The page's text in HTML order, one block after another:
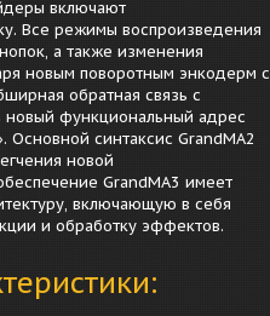
включают
Все режимы воспроизведения
а также изменения
новым поворотным энкодерм с
обратная связь с
новый функциональный адрес
Основной синтаксис GrandMA2
новой
GrandMA3 имеет
включающую в себя
и обработку эффектов.